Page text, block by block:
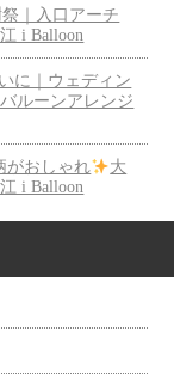
｜入口アーチ
i Balloon
に｜ウェディン
ルーンアレンジ
がおしゃれ
大
i Balloon